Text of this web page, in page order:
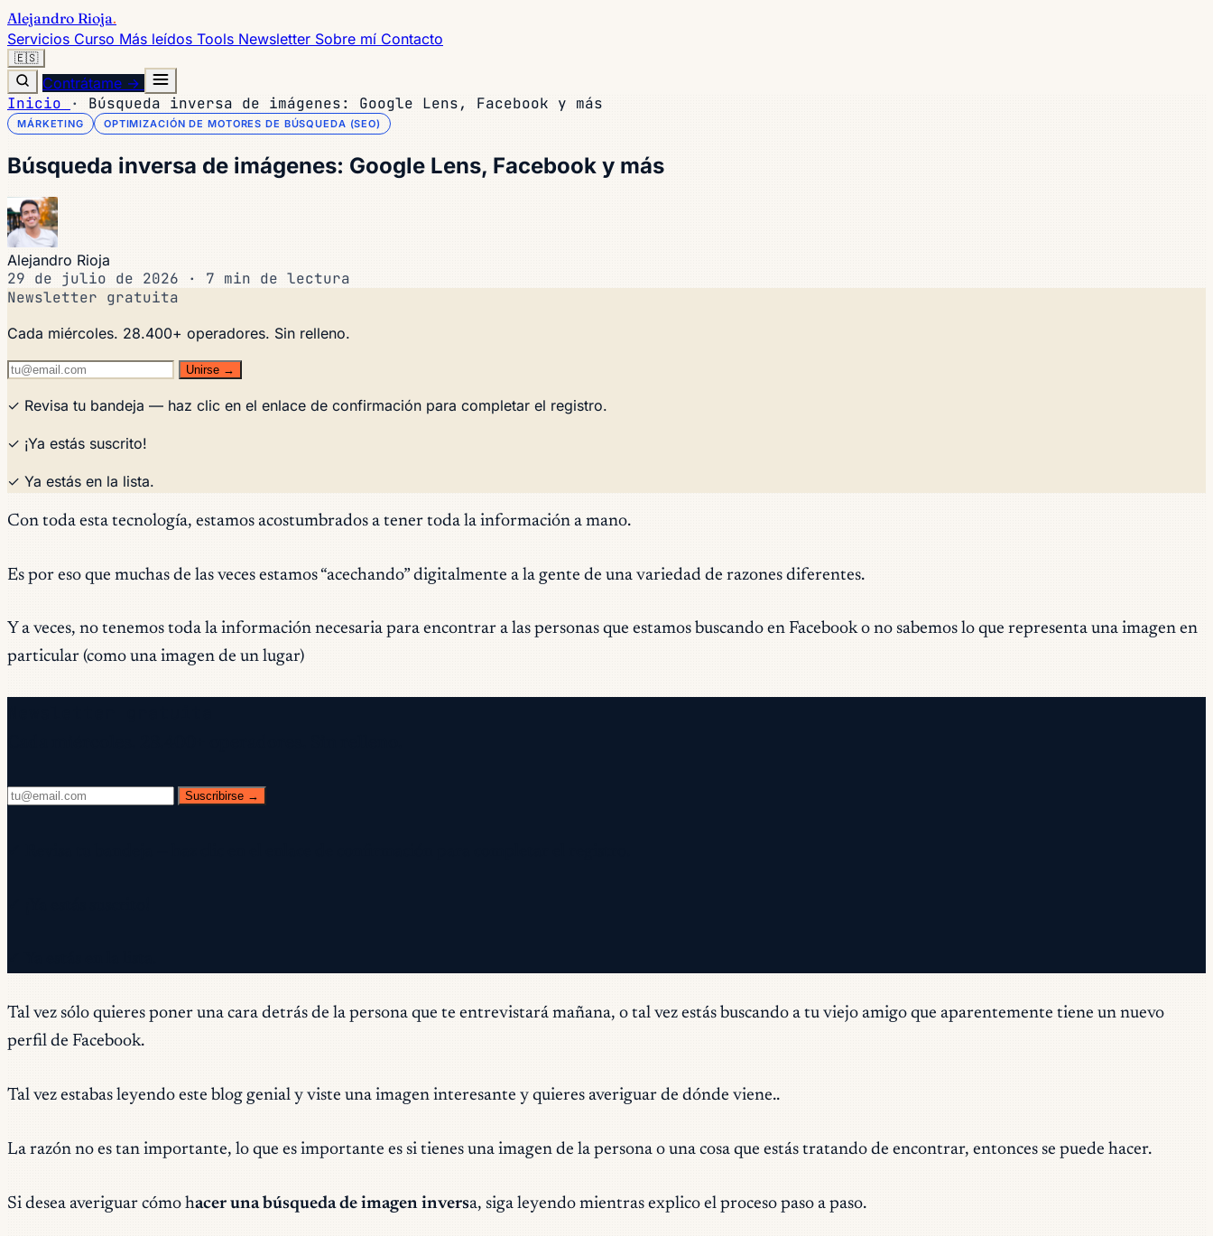
Alejandro Rioja.
Servicios Curso Más leídos Tools Newsletter Sobre mí Contacto
🇪🇸
Contrátame →
Inicio · Búsqueda inversa de imágenes: Google Lens, Facebook y más
MÁRKETING OPTIMIZACIÓN DE MOTORES DE BÚSQUEDA (SEO)
Búsqueda inversa de imágenes: Google Lens, Facebook y más
Alejandro Rioja
29 de julio de 2026 ·
7 min de lectura
Newsletter gratuita
Cada miércoles. 28.400+ operadores. Sin relleno.
Unirse →
✓ Revisa tu bandeja — haz clic en el enlace de confirmación para completar el registro.
✓ ¡Ya estás suscrito!
✓ Ya estás en la lista.
Con toda esta tecnología, estamos acostumbrados a tener toda la información a mano.
Es por eso que muchas de las veces estamos “acechando” digitalmente a la gente de una variedad de razones diferentes.
Y a veces, no tenemos toda la información necesaria para encontrar a las personas que estamos buscando en Facebook o no sabemos lo que representa una imagen en
particular (como una imagen de un lugar)
Suscribirse →
Tal vez sólo quieres poner una cara detrás de la persona que te entrevistará mañana, o tal vez estás buscando a tu viejo amigo que aparentemente tiene un nuevo
perfil de Facebook.
Tal vez estabas leyendo este blog genial y viste una imagen interesante y quieres averiguar de dónde viene..
La razón no es tan importante, lo que es importante es si tienes una imagen de la persona o una cosa que estás tratando de encontrar, entonces se puede hacer.
Si desea averiguar cómo hacer una búsqueda de imagen inversa, siga leyendo mientras explico el proceso paso a paso.